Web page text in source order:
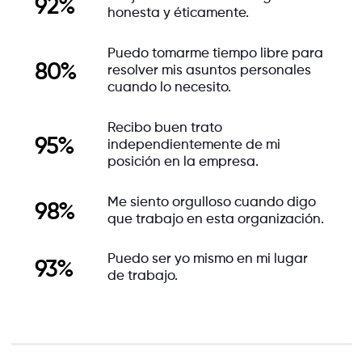
92%
honesta y éticamente.
80%
Puedo tomarme tiempo libre para
resolver mis asuntos personales
cuando lo necesito.
95%
Recibo buen trato
independientemente de mi
posición en la empresa.
98%
Me siento orgulloso cuando digo
que trabajo en esta organización.
93%
Puedo ser yo mismo en mi lugar
de trabajo.